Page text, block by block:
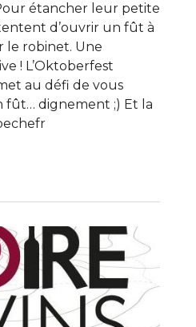
étancher leur petite
d’ouvrir un fût à
le robinet. Une
! L’Oktoberfest
au défi de vous
fût… dignement ;) Et la